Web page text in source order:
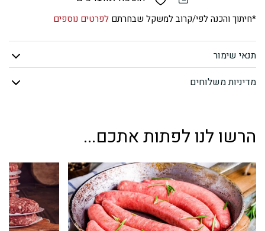
קבב
עיראקי
(קפוא)
*חיתוך והכנה לפי/קרוב למשקל שבחרתם לפרטים נוספים
תנאי שימור
מדיניות משלוחים
הרשו לנו לפתות אתכם...